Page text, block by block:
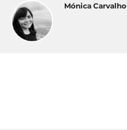
Mónica Carvalho